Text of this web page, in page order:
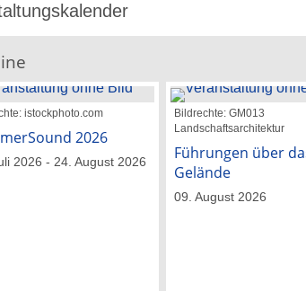
istockphoto.com
2026
2026 - 24. August 2026
Bildrechte: GM013
Landschaftsarchitektur
Führungen über
Gelände
09. August 2026